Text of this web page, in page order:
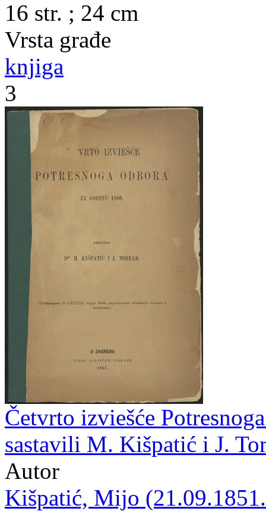
16 str. ; 24 cm
Vrsta građe
knjiga
3
Četvrto izviešće
sastavili M. Kišpatić i J.
Autor
Kišpatić, Mijo